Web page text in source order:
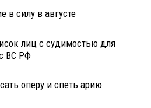
в силу в августе
лиц с судимостью для
ВС РФ
оперу и спеть арию